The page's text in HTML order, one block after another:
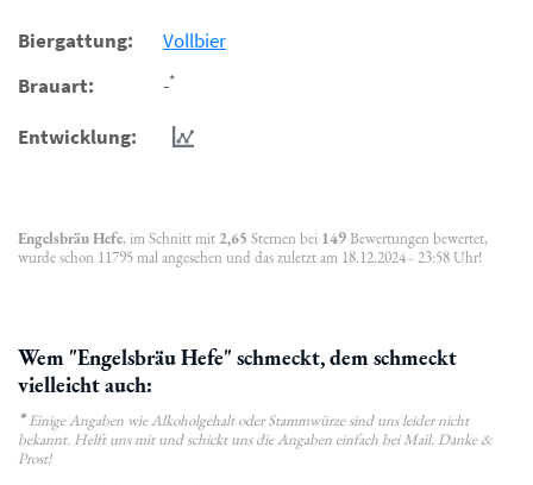
Biergattung:
Vollbier
Brauart:
-*
Entwicklung:
Engelsbräu Hefe, im Schnitt mit 2,65 Sternen bei 149Bewertungen bewertet,
wurde schon 11795 mal angesehen und das zuletzt am 18.12.2024 - 23:58 Uhr!
Wem "Engelsbräu Hefe" schmeckt, dem schmeckt
vielleicht auch:
*Einige Angaben wie Alkoholgehalt oder Stammwürze sind uns leider nicht
bekannt. Helft uns mit und schickt uns die Angaben einfach bei Mail. Danke &
Prost!